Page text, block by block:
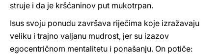
struje i da je kršćaninov put mukotrpan.
Isus svoju ponudu završava riječima koje izražavaju
veliku i trajno valjanu mudrost, jer su izazov
egocentričnom mentalitetu i ponašanju. On potiče: